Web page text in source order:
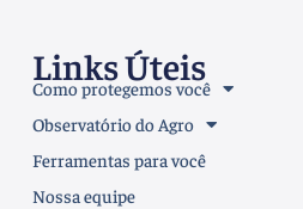
Links Úteis
Como protegemos você
Observatório do Agro
Ferramentas para você
Nossa equipe